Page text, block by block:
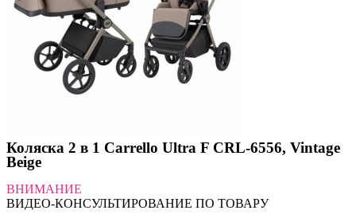
Коляска 2 в 1 Carrello Ultra F CRL-6556, Vintage
Beige
ВНИМАНИЕ
ВИДЕО-КОНСУЛЬТИРОВАНИЕ ПО ТОВАРУ